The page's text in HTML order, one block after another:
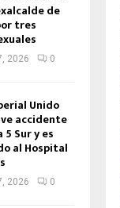
de
tres
2026 0
Unido
accidente
5 Sur y es
al Hospital
2026 0